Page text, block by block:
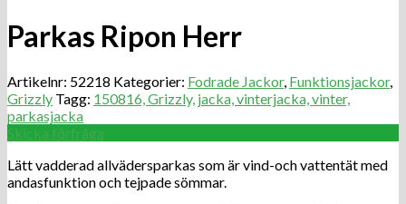
Parkas Ripon Herr
Artikelnr: 52218 Kategorier: Fodrade Jackor, Funktionsjackor,
Grizzly Tagg: 150816, Grizzly, jacka, vinterjacka, vinter,
parkasjacka
Skicka förfråga
Lätt vadderad allvädersparkas som är vind-och vattentät med
andasfunktion och tejpade sömmar.